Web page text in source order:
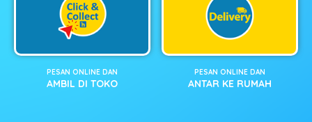
PESAN ONLINE DAN
AMBIL DI TOKO
PESAN ONLINE DAN
ANTAR KE RUMAH